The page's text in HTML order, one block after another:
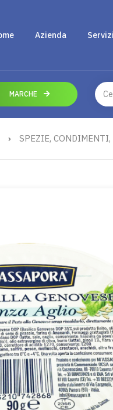
Azienda Servizi
MARCHE
› SPEZIE, CONDIMENTI,